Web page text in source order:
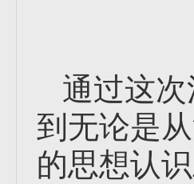
通过这
到无论是
的思想认